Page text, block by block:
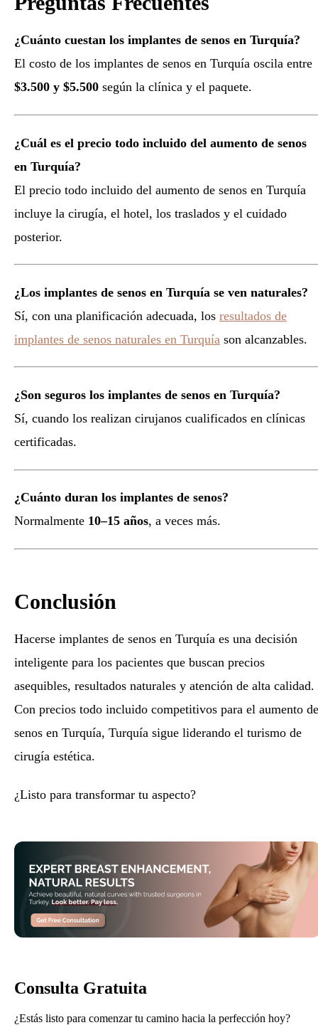
¿Cuánto cuestan los implantes de senos en Turquía?
El costo de los implantes de senos en Turquía oscila entre
$3.500 y $5.500 según la clínica y el paquete.
¿Cuál es el precio todo incluido del aumento de senos
en Turquía?
El precio todo incluido del aumento de senos en Turquía
incluye la cirugía, el hotel, los traslados y el cuidado
posterior.
¿Los implantes de senos en Turquía se ven naturales?
Sí, con una planificación adecuada, los resultados de
implantes de senos naturales en Turquía son alcanzables.
¿Son seguros los implantes de senos en Turquía?
Sí, cuando los realizan cirujanos cualificados en clínicas
certificadas.
¿Cuánto duran los implantes de senos?
Normalmente 10–15 años, a veces más.
Conclusión
Hacerse implantes de senos en Turquía es una decisión
inteligente para los pacientes que buscan precios
asequibles, resultados naturales y atención de alta calidad.
Con precios todo incluido competitivos para el aumento de
senos en Turquía, Turquía sigue liderando el turismo de
cirugía estética.
¿Listo para transformar tu aspecto?
Consulta Gratuita
¿Estás listo para comenzar tu camino hacia la perfección hoy?